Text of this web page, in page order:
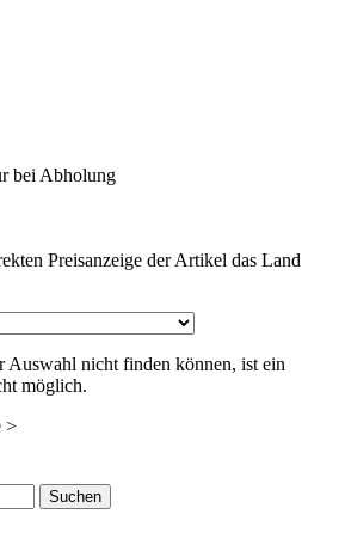
Preisanzeige der Artikel das Land
Auswahl nicht finden können, ist ein
möglich.
>
Suchen